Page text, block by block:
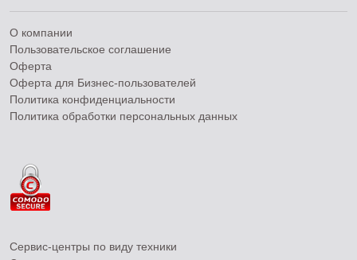
О компании
Пользовательское соглашение
Оферта
Оферта для Бизнес-пользователей
Политика конфиденциальности
Политика обработки персональных данных
Сервис-центры по виду техники